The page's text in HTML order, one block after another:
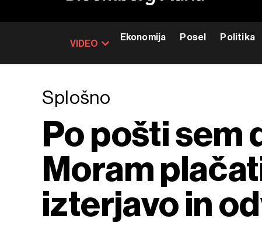
VIDEO
Ekonomija Posel Politika
Splošno
Po pošti sem
Moram
izterjavo in